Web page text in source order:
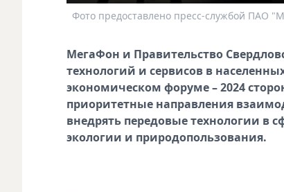
Фото предоставлено пресс-службой ПАО
МегаФон и Правительство
технологий и сервисов в
экономическом форуме – 2024
приоритетные направления
внедрять передовые технологии в
экологии и природопользования.